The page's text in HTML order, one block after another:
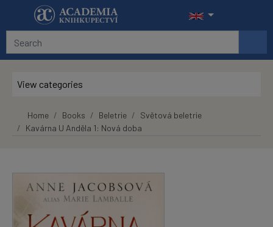
Skip to main content
View categories
Home Books Beletrie
Světová beletrie
Kavárna U Anděla 1: Nová doba